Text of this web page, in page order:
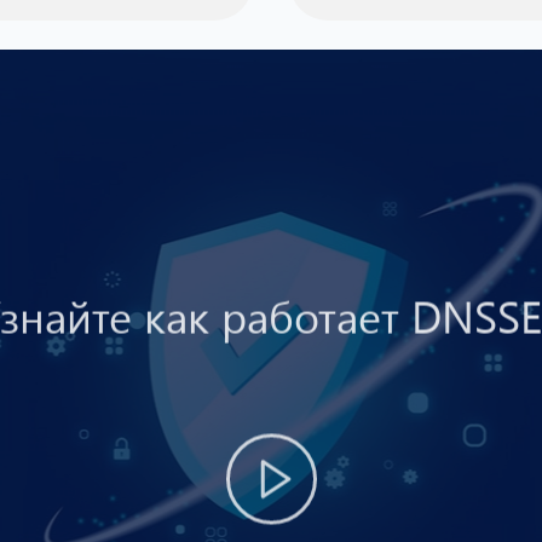
как работает
Смотреть видео